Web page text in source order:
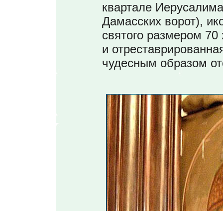
квартале
Дамасских ворот),
святого размером
и
чудесным образом